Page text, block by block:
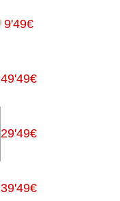
9'49€
49'49€
29'49€
39'49€